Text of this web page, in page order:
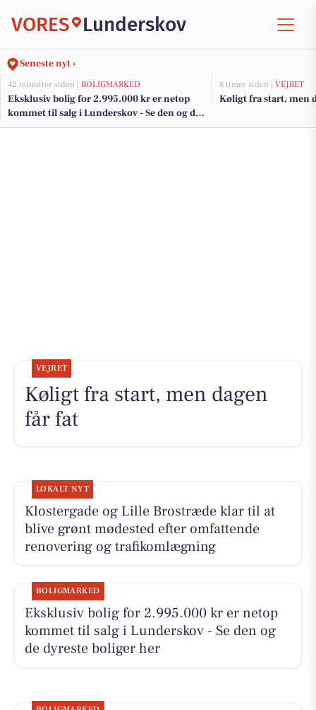
VORES Lunderskov
Seneste nyt ›
42 minutter siden | BOLIGMARKED
Eksklusiv bolig for 2.995.000 kr er netop
kommet til salg i Lunderskov - Se den og de
dyreste boliger her
8 timer siden | VEJRET
Køligt fra start, men
VEJRET
Køligt fra start, men dagen
får fat
LOKALT NYT
Klostergade og Lille Brostræde klar til at
blive grønt mødested efter omfattende
renovering og trafikomlægning
BOLIGMARKED
Eksklusiv bolig for 2.995.000 kr er netop
kommet til salg i Lunderskov - Se den og
de dyreste boliger her